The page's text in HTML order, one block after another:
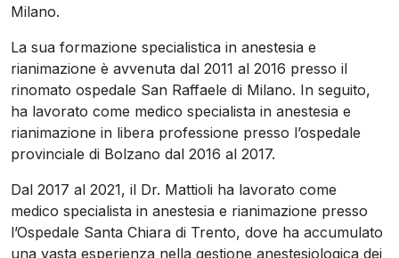
Milano.
La sua formazione specialistica in anestesia e
rianimazione è avvenuta dal 2011 al 2016 presso il
rinomato ospedale San Raffaele di Milano. In seguito,
ha lavorato come medico specialista in anestesia e
rianimazione in libera professione presso l’ospedale
provinciale di Bolzano dal 2016 al 2017.
Dal 2017 al 2021, il Dr. Mattioli ha lavorato come
medico specialista in anestesia e rianimazione presso
l’Ospedale Santa Chiara di Trento, dove ha accumulato
una vasta esperienza nella gestione anestesiologica dei